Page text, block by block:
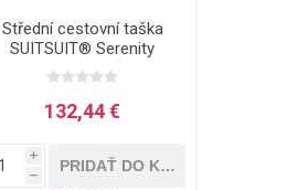
Střední cestovní taška
SUITSUIT® Serenity
Moon Stone - hnědá - 36
132,44 €
i
h